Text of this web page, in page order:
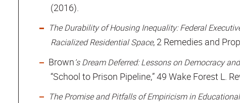
(2016).
The Durability of Housing Inequality: Federal
Racialized Residential Space, 2 Remedies and
Brown’s Dream Deferred: Lessons on Democracy
“School to Prison Pipeline,” 49 Wake Forest L.
The Promise and Pitfalls of Empiricism in